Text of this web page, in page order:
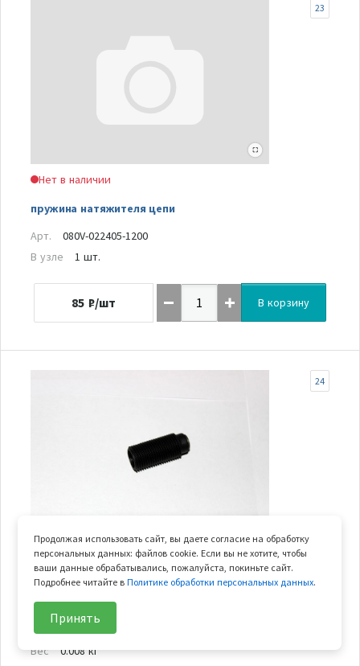
Нет в наличии
пружина натяжителя цепи
23
Арт.
080V-022405-1200
В узле
1 шт.
85 ₽/шт В корзину
В наличии
плунжер натяжителя цепи Х8
24
Арт.
0800-022410
В узле
Вес
0.008 кг
Продолжая использовать сайт, вы даете согласие на обработку
персональных данных: файлов cookie. Если вы не хотите, чтобы
ваши данные обрабатывались, пожалуйста, покиньте сайт.
Подробнее читайте вПолитике обработки персональных данных.
Принять